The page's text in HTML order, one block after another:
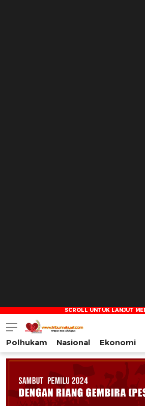
Tribun Rakyat
Tulus – Terdepan – Diharapkan
Polhukam Nasional Ekonomi